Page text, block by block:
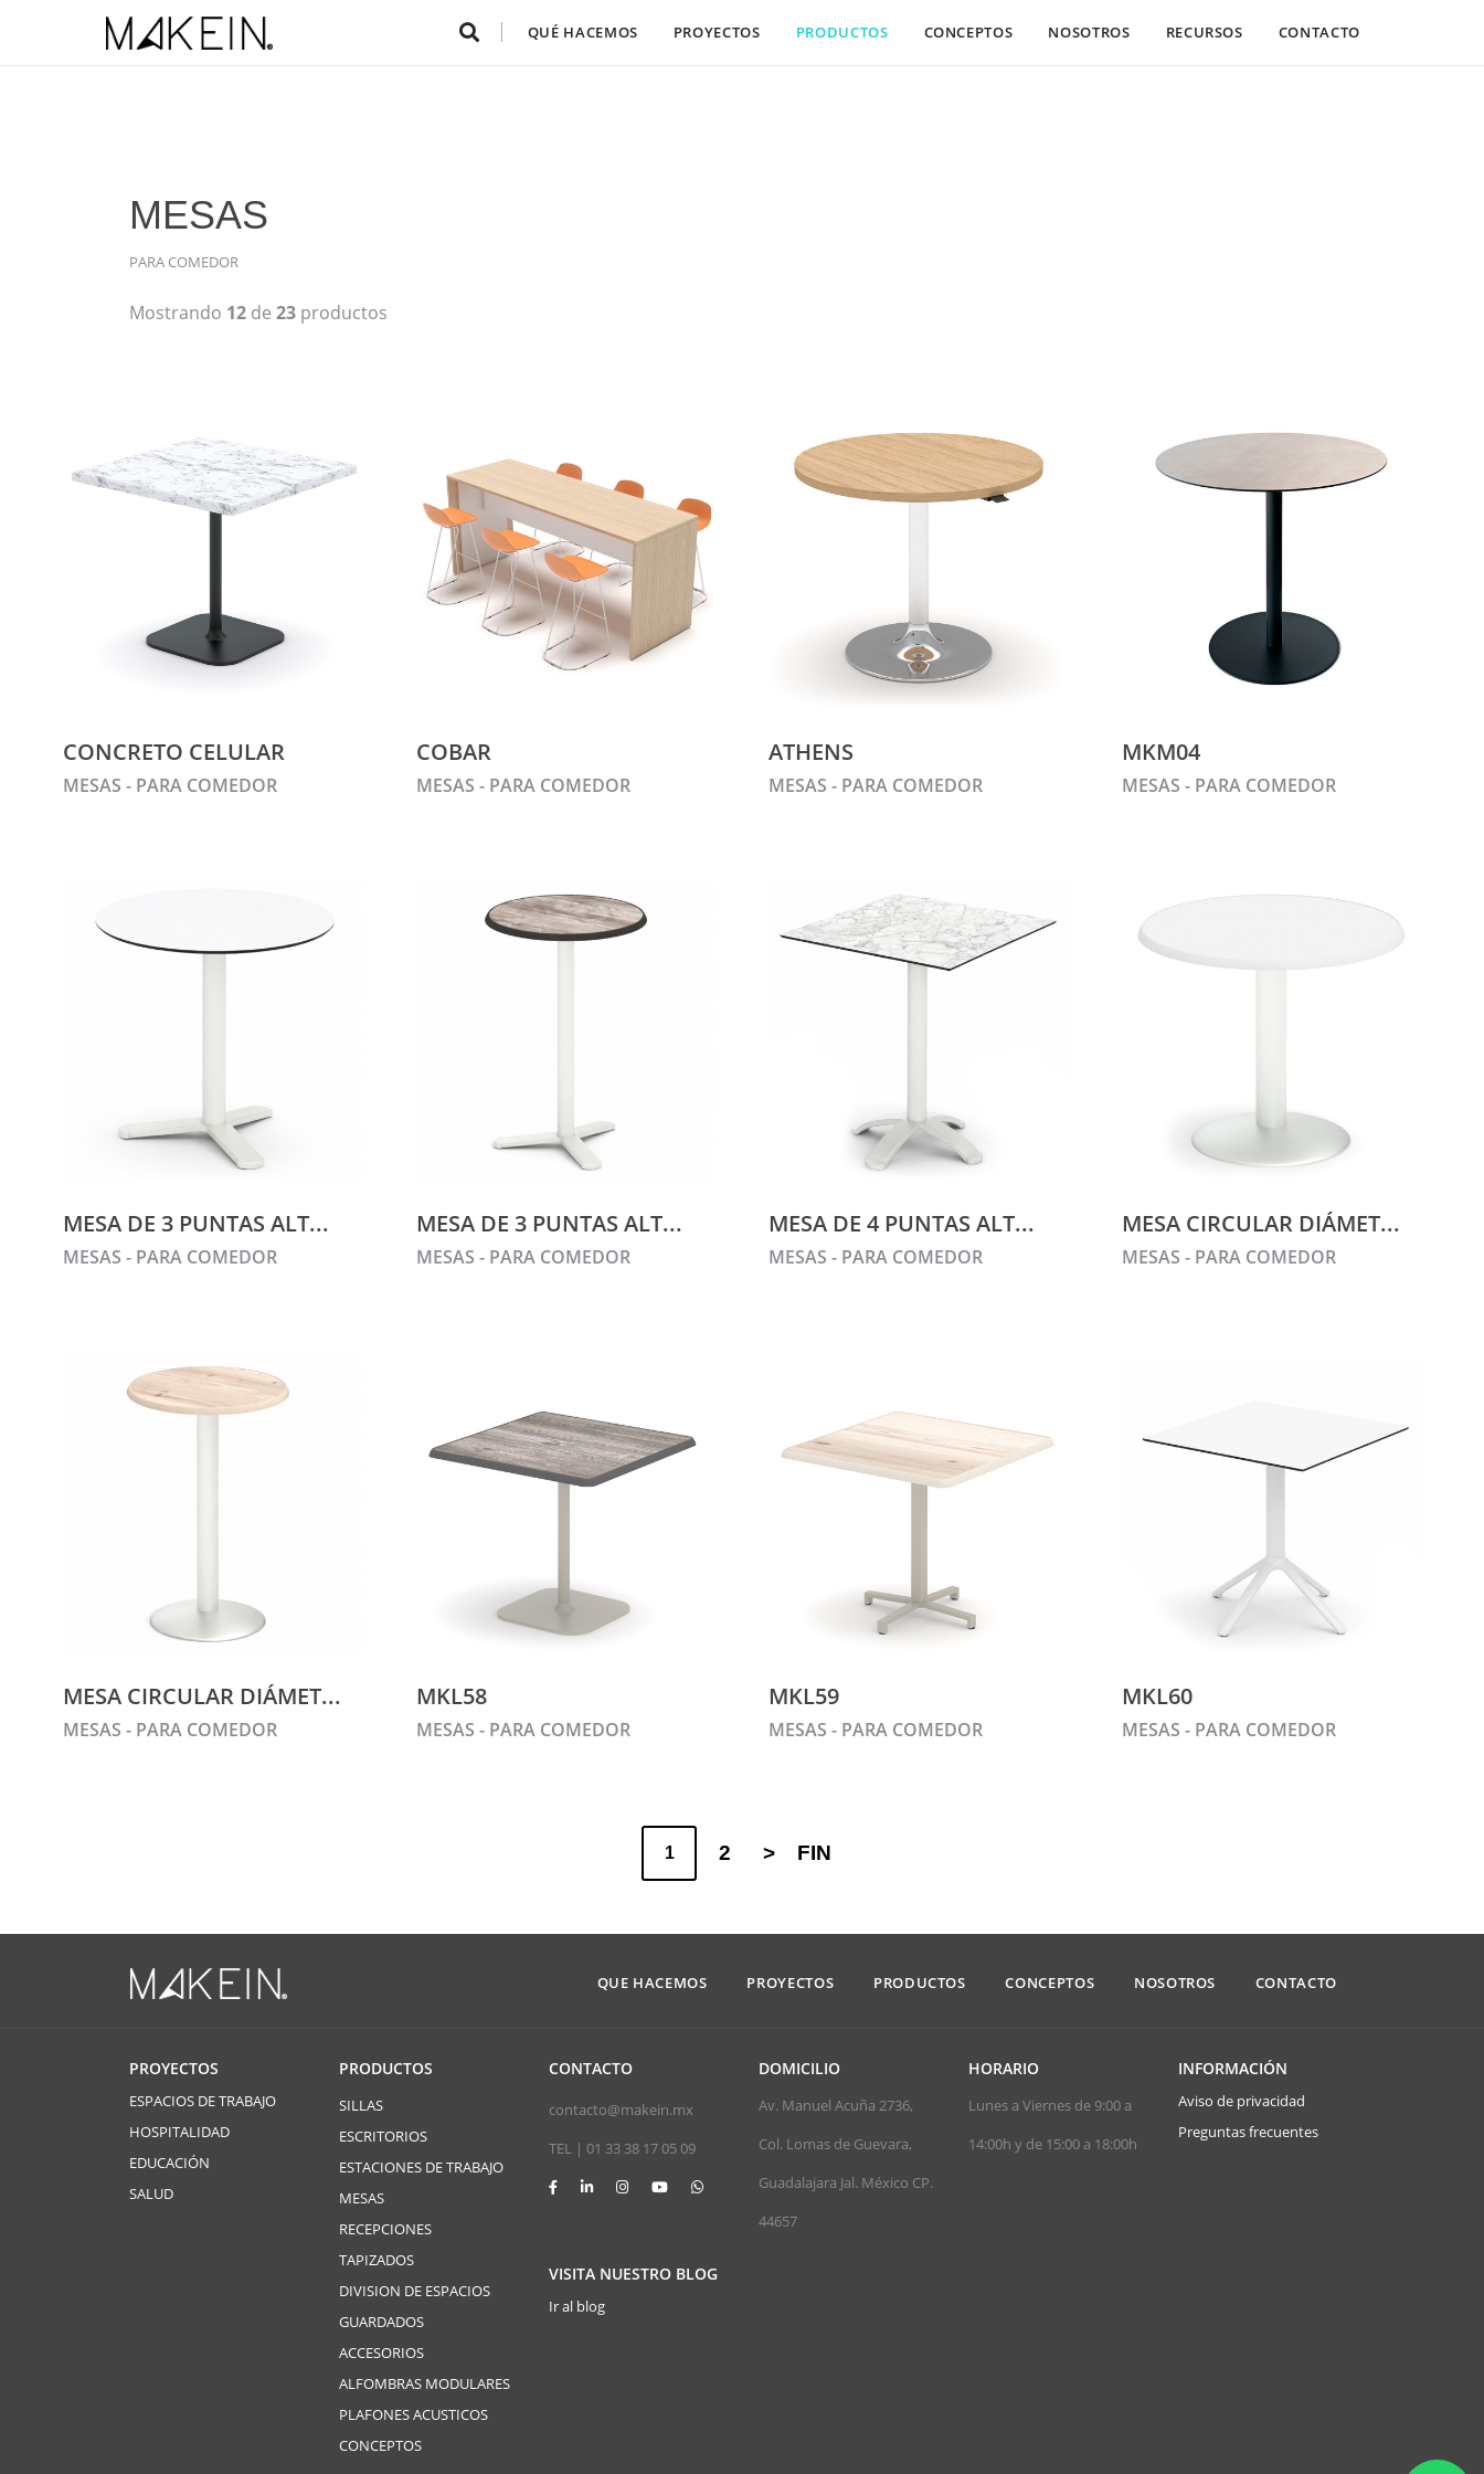
QUÉ HACEMOS PROYECTOS PRODUCTOS CONCEPTOS NOSOTROS RECURSOS CONTACTO
MESAS
PARA COMEDOR
Mostrando 12 de 23 productos
CONCRETO CELULAR
MESAS - PARA COMEDOR
COBAR
MESAS - PARA COMEDOR
ATHENS
MESAS - PARA COMEDOR
MKM04
MESAS - PARA COMEDOR
MESA DE 3 PUNTAS ALT...
MESAS - PARA COMEDOR
MESA DE 3 PUNTAS ALT...
MESAS - PARA COMEDOR
MESA DE 4 PUNTAS ALT...
MESAS - PARA COMEDOR
MESA CIRCULAR DIÁMET...
MESAS - PARA COMEDOR
MESA CIRCULAR DIÁMET...
MESAS - PARA COMEDOR
MKL58
MESAS - PARA COMEDOR
MKL59
MESAS - PARA COMEDOR
MKL60
MESAS - PARA COMEDOR
1 2 > FIN
QUE HACEMOS PROYECTOS PRODUCTOS CONCEPTOS NOSOTROS CONTACTO
PROYECTOS
ESPACIOS DE TRABAJO
HOSPITALIDAD
EDUCACIÓN
SALUD
PRODUCTOS
SILLAS
ESCRITORIOS
ESTACIONES DE TRABAJO
MESAS
RECEPCIONES
TAPIZADOS
DIVISION DE ESPACIOS
GUARDADOS
ACCESORIOS
ALFOMBRAS MODULARES
PLAFONES ACUSTICOS
CONCEPTOS
CONTACTO
contacto@makein.mx
TEL | 01 33 38 17 05 09
VISITA NUESTRO BLOG
Ir al blog
DOMICILIO
Av. Manuel Acuña 2736,
Col. Lomas de Guevara,
Guadalajara Jal. México CP.
44657
HORARIO
Lunes a Viernes de 9:00 a
14:00h y de 15:00 a 18:00h
INFORMACIÓN
Aviso de privacidad
Preguntas frecuentes